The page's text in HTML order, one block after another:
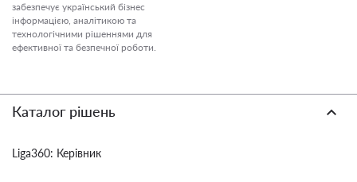
забезпечує український бізнес
інформацією, аналітикою та
технологічними рішеннями для
ефективної та безпечної роботи.
Каталог рішень
Liga360: Керівник